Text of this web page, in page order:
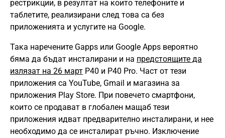
рестрикции, в резултат на които телефоните и
таблетите, реализирани след това са без
приложенията и услугите на Google.
Така наречените Gapps или Google Apps вероятно
бяма да бъдат инсталирани и на предстоящите да
излязат на 26 март P40 и P40 Pro. Част от тези
приложения са YouTube, Gmail и магазина за
приложения Play Store. При повечето смартфони,
които се продават в глобален мащаб тези
приложения идват предварително инсталирани, и нее
необходимо да се инсталират ръчно. Изключение